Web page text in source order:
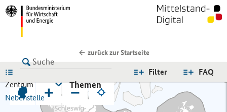
zurück zur Startseite
FAQ
Filter
Zentrum
Nebenstelle
Themen
+ −